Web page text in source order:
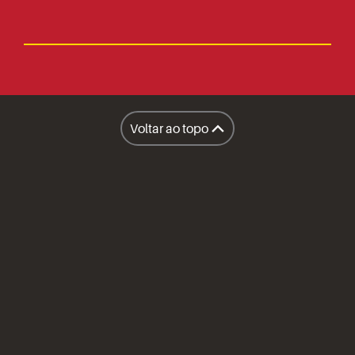
Lanchonete Móvel
RestaurantesVoltar ao topo